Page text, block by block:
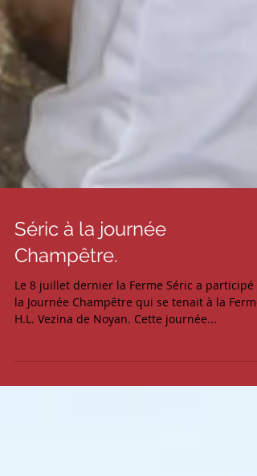
Séric à la journée
Champêtre.
Le 8 juillet dernier la Ferme Séric a participé à
H.L. Vezina de Noyan. Cette journée...